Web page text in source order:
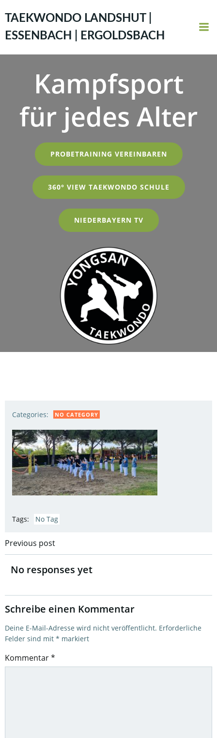
Inhalt
springen
TAEKWONDO LANDSHUT |
ESSENBACH | ERGOLDSBACH
Kampfsport
für jedes Alter
PROBETRAINING VEREINBAREN
360° VIEW TAEKWONDO SCHULE
NIEDERBAYERN TV
Categories: NO CATEGORY
Tags: No Tag
Post
navigation
Previous post
No responses yet
Schreibe einen Kommentar
Deine E-Mail-Adresse wird nicht veröffentlicht. Erforderliche
Felder sind mit * markiert
Kommentar*